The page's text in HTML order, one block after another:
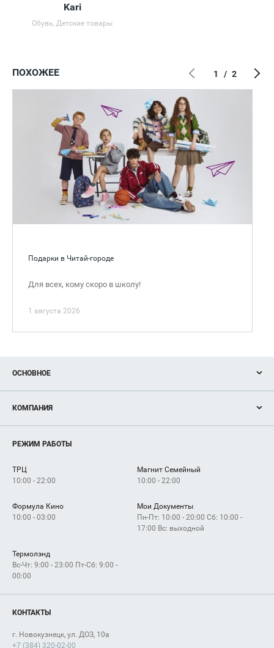
Kari
Обувь, Детские товары
ПОХОЖЕЕ
Подарки в Читай-городе
Для всех, кому скоро в школу!
1 августа 2026
1 / 2
ОСНОВНОЕ
Новости
Магазины
Услуги
КОМПАНИЯ
Рекламодателям
Как добраться
РЕЖИМ РАБОТЫ
ТРЦ
10:00 - 22:00
Магнит Семейный
10:00 - 22:00
Формула Кино
10:00 - 03:00
Мои Документы
Пн-Пт: 10:00 - 20:00 Сб: 10:00 -
17:00 Вс: выходной
Термолэнд
Вс-Чт: 9:00 - 23:00 Пт-Сб: 9:00 -
00:00
КОНТАКТЫ
г. Новокузнецк, ул. ДОЗ, 10а
+7 (384) 320-02-00